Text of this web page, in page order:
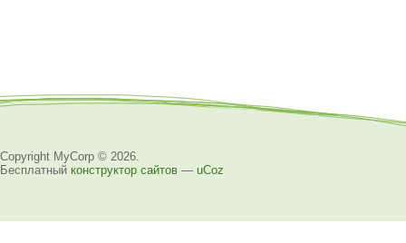
Copyright MyCorp © 2026
Бесплатный конструктор сайтов — uCoz